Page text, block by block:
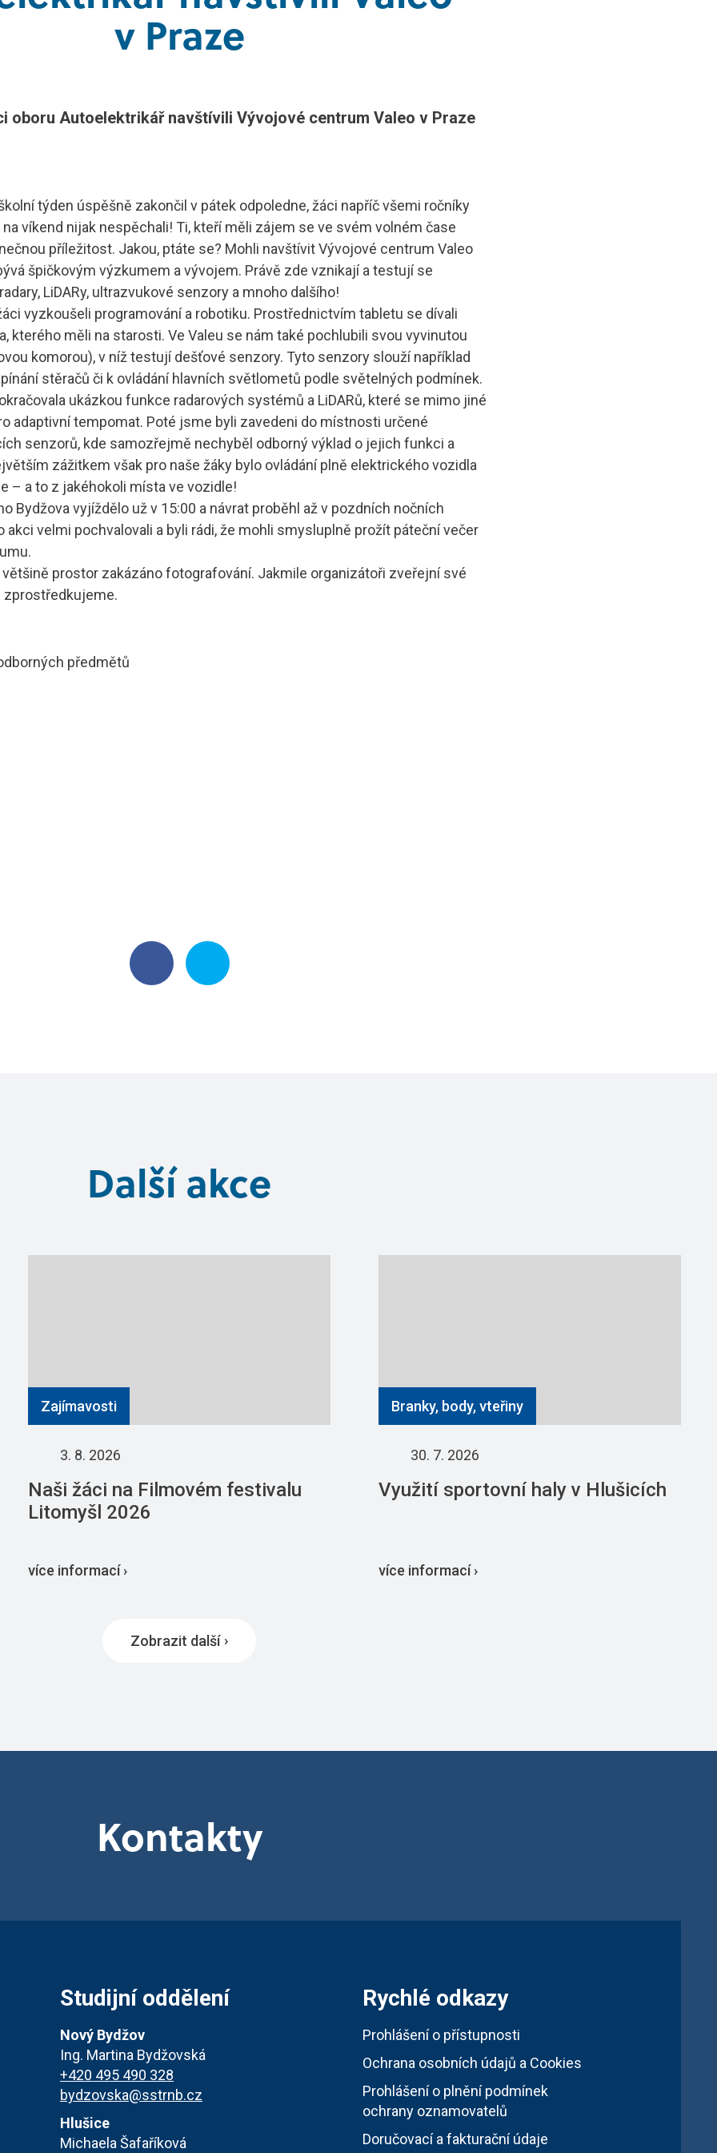
Elektrotechnik
Automechanik
v Praze
oboru Autoelektrikář navštívili Vývojové centrum Valeo v Praze
týden úspěšně zakončil v pátek odpoledne, žáci napříč všemi ročníky
víkend nijak nespěchali! Ti, kteří měli zájem se ve svém volném čase
příležitost. Jakou, ptáte se? Mohli navštívit Vývojové centrum Valeo
špičkovým výzkumem a vývojem. Právě zde vznikají a testují se
LiDARy, ultrazvukové senzory a mnoho dalšího!
vyzkoušeli programování a robotiku. Prostřednictvím tabletu se dívali
kterého měli na starosti. Ve Valeu se nám také pochlubili svou vyvinutou
komorou), v níž testují dešťové senzory. Tyto senzory slouží například
stěračů či k ovládání hlavních světlometů podle světelných podmínek.
ukázkou funkce radarových systémů a LiDARů, které se mimo jiné
adaptivní tempomat. Poté jsme byli zavedeni do místnosti určené
senzorů, kde samozřejmě nechyběl odborný výklad o jejich funkci a
zážitkem však pro naše žáky bylo ovládání plně elektrického vozidla
– a to z jakéhokoli místa ve vozidle!
Bydžova vyjíždělo už v 15:00 a návrat proběhl až v pozdních nočních
akci velmi pochvalovali a byli rádi, že mohli smysluplně prožít páteční večer
prostor zakázáno fotografování. Jakmile organizátoři zveřejní své
zprostředkujeme.
předmětů
Další akce
Zajímavosti
3. 8. 2026
Naši žáci na Filmovém festivalu
Litomyšl 2026
více informací ›
Branky, body, vteřiny
30. 7. 2026
Využití sportovní haly v Hlušicích
více informací ›
Zobrazit další
Kontakty
Studijní oddělení
Nový Bydžov
Ing. Martina Bydžovská
+420 495 490 328
bydzovska@sstrnb.cz
Hlušice
Michaela Šafaříková
Rychlé odkazy
Prohlášení o přístupnosti
Ochrana osobních údajů a Cookies
Prohlášení o plnění podmínek
ochrany oznamovatelů
Doručovací a fakturační údaje